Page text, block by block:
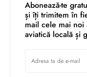
Abonează-te
și îți trimitem în
mail cele mai
aviatică locală și